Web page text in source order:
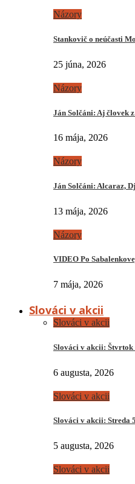
Názory
Stankovič o neúčasti
25 júna, 2026
Názory
Ján Solčáni: Aj človek
16 mája, 2026
Názory
Ján Solčáni: Alcaraz,
13 mája, 2026
Názory
VIDEO Po
7 mája, 2026
Slováci v akcii
Slováci v akcii
Slováci v akcii: Štvrtok
6 augusta, 2026
Slováci v akcii
Slováci v akcii: Streda
5 augusta, 2026
Slováci v akcii